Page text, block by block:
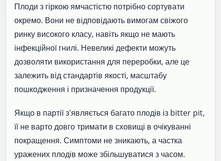
Плоди з гіркою ямчастістю потрібно сортувати
окремо. Вони не відповідають вимогам свіжого
ринку високого класу, навіть якщо не мають
інфекційної гнилі. Невеликі дефекти можуть
дозволяти використання для переробки, але це
залежить від стандартів якості, масштабу
пошкодження і призначення продукції.
Якщо в партії з'являється багато плодів із bitter pit,
її не варто довго тримати в сховищі в очікуванні
покращення. Симптоми не зникають, а частка
уражених плодів може збільшуватися з часом.